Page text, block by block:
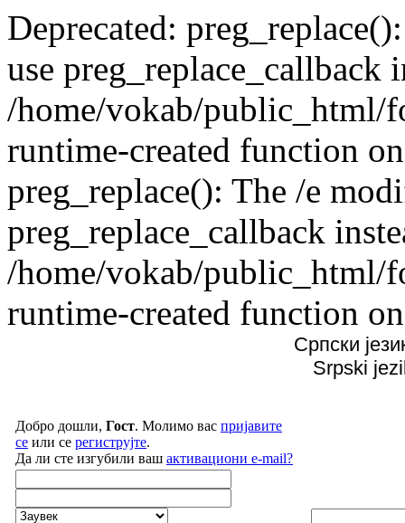
Deprecated:
use preg_replace_callback
/home/vokab/public_html/
runtime-created function
preg_replace(): The /e
preg_replace_callback
/home/vokab/public_html/
runtime-created function
Српски
Srpski
Добро дошли, Гост. Молимо вас пријавите
се или се региструјте.
Да ли сте изгубили ваш активациони e-mail?